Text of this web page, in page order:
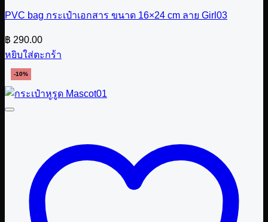
PVC bag กระเป๋าเอกสาร ขนาด 16×24 cm ลาย Girl03
฿ 290.00
หยิบใส่ตะกร้า
-10%